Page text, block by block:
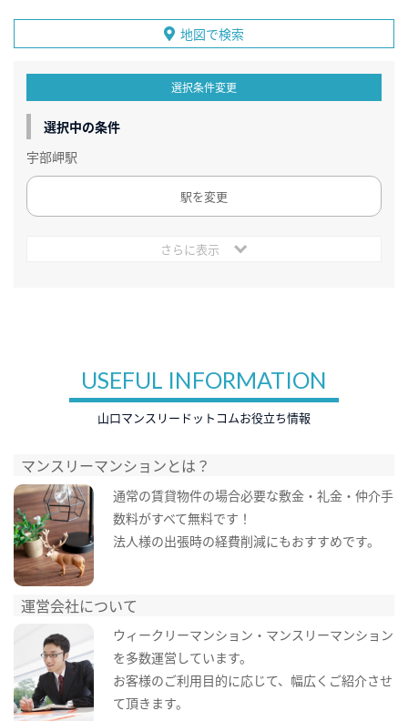
地図で検索
選択条件変更
選択中の条件
宇部岬駅
駅を変更
さらに表示
USEFUL INFORMATION
山口マンスリードットコムお役立ち情報
マンスリーマンションとは？
通常の賃貸物件の場合必要な敷金・礼金・仲介手
数料がすべて無料です！
法人様の出張時の経費削減にもおすすめです。
運営会社について
ウィークリーマンション・マンスリーマンション
を多数運営しています。
お客様のご利用目的に応じて、幅広くご紹介させ
て頂きます。